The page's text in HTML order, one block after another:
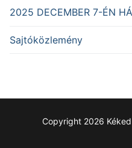
2025 DECEMBER 7-ÉN
Sajtóközlemény
Copyright 2026